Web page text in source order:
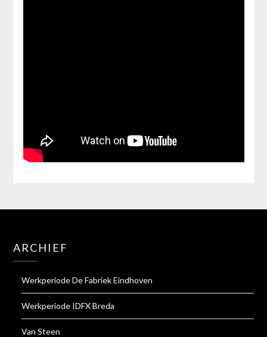
ARCHIEF
Werkperiode De Fabriek Eindhoven
Werkperiode IDFX Breda
Van Steen